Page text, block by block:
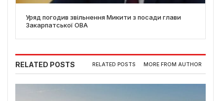
Уряд погодив звільнення Микити з посади глави
Закарпатської ОВА
RELATED POSTS RELATED POSTS MORE FROM AUTHOR